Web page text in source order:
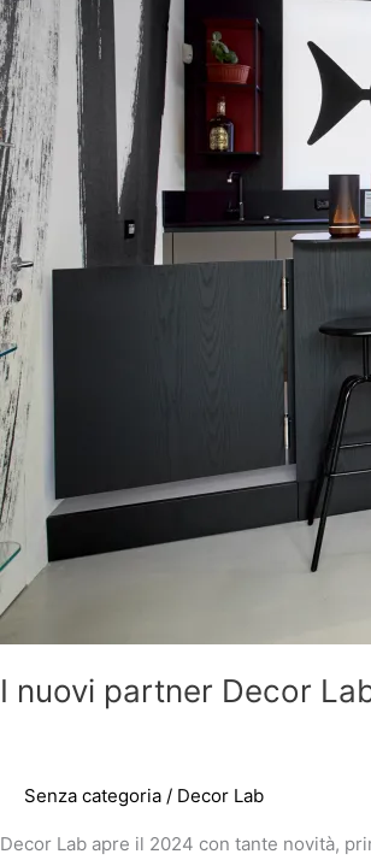
I nuovi partner Decor
Senza categoria / Decor Lab
Decor Lab apre il 2024 con tante novità,